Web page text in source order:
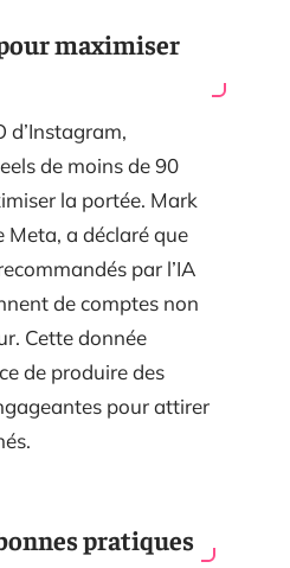
maximiser
d’Instagram,
de moins de 90
la portée. Mark
Meta, a déclaré que
par l’IA
de comptes non
Cette donnée
de produire des
pour attirer
pratiques